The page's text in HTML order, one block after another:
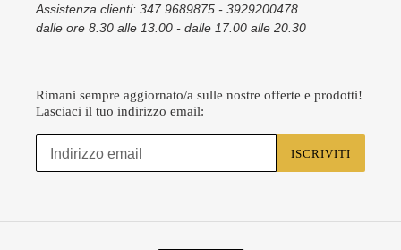
Assistenza clienti: 347 9689875 - 3929200478
dalle ore 8.30 alle 13.00 - dalle 17.00 alle 20.30
Rimani sempre aggiornato/a sulle nostre offerte e prodotti!
Lasciaci il tuo indirizzo email:
ISCRIVITI